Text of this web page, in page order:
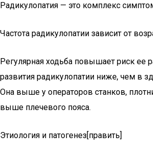
Радикулопатия — это комплекс
Частота радикулопатии зависит от
Регулярная ходьба повышает риск ее
развития радикулопатии ниже, чем в
Она выше у операторов станков,
выше плечевого пояса.
Этиология и патогенез[править]